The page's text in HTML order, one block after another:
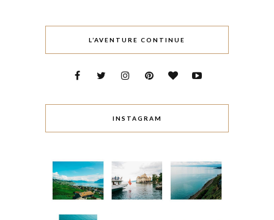
L’AVENTURE CONTINUE
INSTAGRAM